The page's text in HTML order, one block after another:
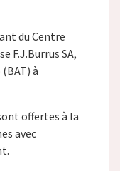
du Centre
F.J.Burrus SA,
à
offertes à la
avec